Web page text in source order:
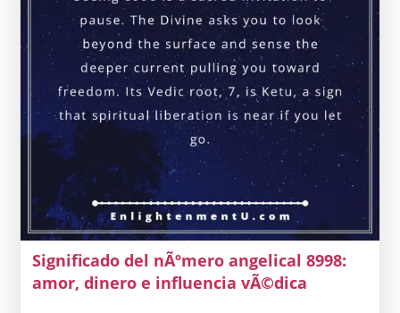
Ver
El
194
Significado del nÃºmero angelical 8998:
amor, dinero e influencia vÃ©dica